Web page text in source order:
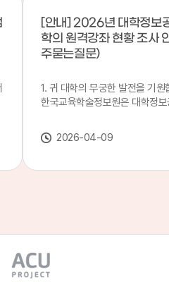
[안내] 2026년 대학정보
학의 원격강좌 현황 조사
주묻는질문)
1. 귀 대학의 무궁한 발전을 기원
한국교육학술정보원은 대학정
본 조사는 2025. 3. 1~2026. 2.
에 운영된 원격강좌(이러닝) 현
강좌(12-바)'에 데이터를 연계할
인시 캠퍼스인 경우 해당 캠퍼스
있는 기관명을 선택하시면 됩니
2026-04-09